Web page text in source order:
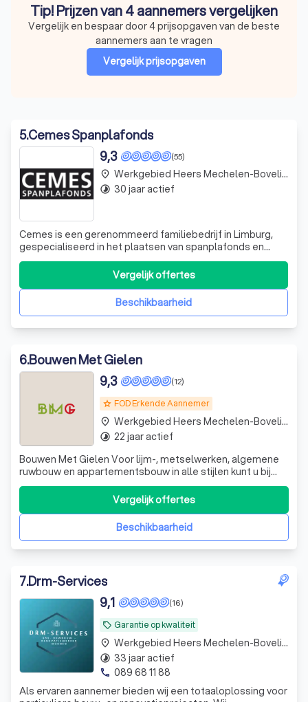
Tip! Prijzen van 4 aannemers vergelijken
Vergelijk en bespaar door 4 prijsopgaven van de beste
aannemers aan te vragen
Vergelijk prijsopgaven
5.Cemes Spanplafonds
(55)
9,3
Cemes is een gerenommeerd familiebedrijf in Limburg,
gespecialiseerd in het plaatsen van spanplafonds en
alles wat daarmee te maken heeft. Sinds 1995 dragen we
de waarden van hoge kwaliteit en afwerking hoog in het
vaandel. We onderscheiden ons door een bewuste keuze
voor enkel hoogwaardige material
Beschikbaarheid
Vergelijk offertes
place Werkgebied Heers Mechelen-Bovelingen
timelapse 30 jaar actief
6.Bouwen Met Gielen
grade FOD Erkende Aannemer
(12)
9,3
Bouwen Met Gielen Voor lijm-, metselwerken, algemene
ruwbouw en appartementsbouw in alle stijlen kunt u bij
bvba Bouwbedrijf Marc Gielen terecht! Ook metselwerken
met cellenbeton behoort tot de mogelijkheden. Sinds
een aantal jaren verlijmen wij onze binnenmuren. Wat een
zéér gunstig effect heeft vBeschikbaarheid
Vergelijk offertes
place Werkgebied Heers Mechelen-Bovelingen
timelapse 22 jaar actief
7.Drm-Services
local_offer Garantie op kwaliteit
(16)
9,1
Als ervaren aannemer bieden wij een totaaloplossing voor
place Werkgebied Heers Mechelen-Bovelingen
timelapse 33 jaar actief
phone 089 68 11 88